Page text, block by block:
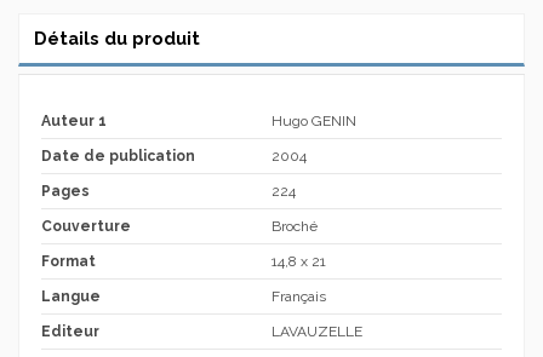
Détails du produit
Auteur 1 Hugo GENIN
Date de publication 2004
Pages 224
Couverture Broché
Format 14,8 x 21
Langue Français
Editeur LAVAUZELLE